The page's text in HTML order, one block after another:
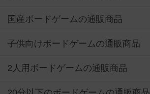
国産ボードゲームの通販商品
子供向けボードゲームの通販商品
2人用ボードゲームの通販商品